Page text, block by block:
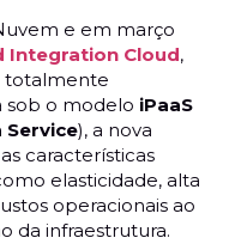
e em março
Integration Cloud,
totalmente
sob o modelo iPaaS
), a nova
características
elasticidade, alta
operacionais ao
da infraestrutura.